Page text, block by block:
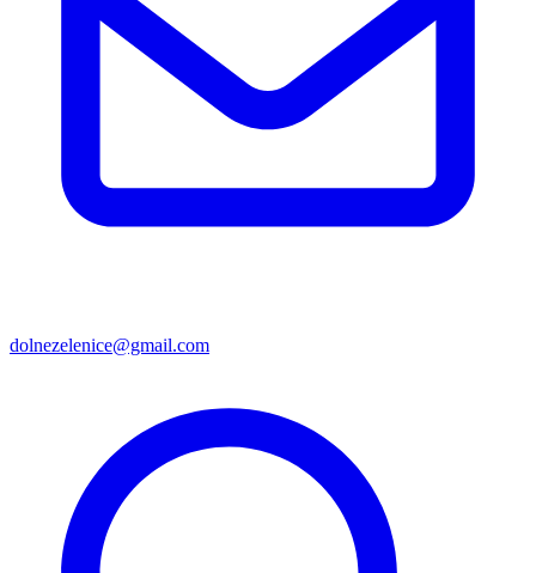
dolnezelenice@gmail.com